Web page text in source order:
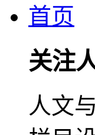
首页
关注
人文